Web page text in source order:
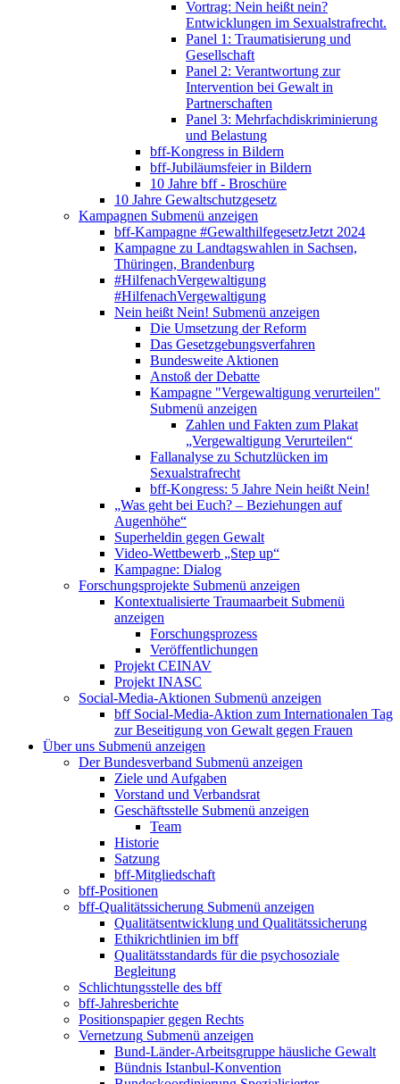
Vortrag: Nein heißt nein?
Entwicklungen im Sexualstrafrecht.
Panel 1: Traumatisierung und
Gesellschaft
Panel 2: Verantwortung zur
Intervention bei Gewalt in
Partnerschaften
Panel 3: Mehrfachdiskriminierung
und Belastung
bff-Kongress in Bildern
bff-Jubiläumsfeier in Bildern
10 Jahre bff - Broschüre
10 Jahre Gewaltschutzgesetz
Kampagnen Submenü anzeigen
bff-Kampagne #GewalthilfegesetzJetzt 2024
Kampagne zu Landtagswahlen in Sachsen,
Thüringen, Brandenburg
#HilfenachVergewaltigung
#HilfenachVergewaltigung
Nein heißt Nein! Submenü anzeigen
Die Umsetzung der Reform
Das Gesetzgebungsverfahren
Bundesweite Aktionen
Anstoß der Debatte
Kampagne "Vergewaltigung verurteilen"
Submenü anzeigen
Zahlen und Fakten zum Plakat
„Vergewaltigung Verurteilen“
Fallanalyse zu Schutzlücken im
Sexualstrafrecht
bff-Kongress: 5 Jahre Nein heißt Nein!
„Was geht bei Euch? – Beziehungen auf
Augenhöhe“
Superheldin gegen Gewalt
Video-Wettbewerb „Step up“
Kampagne: Dialog
Forschungsprojekte Submenü anzeigen
Kontextualisierte Traumaarbeit Submenü
anzeigen
Forschungsprozess
Veröffentlichungen
Projekt CEINAV
Projekt INASC
Social-Media-Aktionen Submenü anzeigen
bff Social-Media-Aktion zum Internationalen Tag
zur Beseitigung von Gewalt gegen Frauen
Über uns Submenü anzeigen
Der Bundesverband Submenü anzeigen
Ziele und Aufgaben
Vorstand und Verbandsrat
Geschäftsstelle Submenü anzeigen
Team
Historie
Satzung
bff-Mitgliedschaft
bff-Positionen
bff-Qualitätssicherung Submenü anzeigen
Qualitätsentwicklung und Qualitätssicherung
Ethikrichtlinien im bff
Qualitätsstandards für die psychosoziale
Begleitung
Schlichtungsstelle des bff
bff-Jahresberichte
Positionspapier gegen Rechts
Vernetzung Submenü anzeigen
Bund-Länder-Arbeitsgruppe häusliche Gewalt
Bündnis Istanbul-Konvention